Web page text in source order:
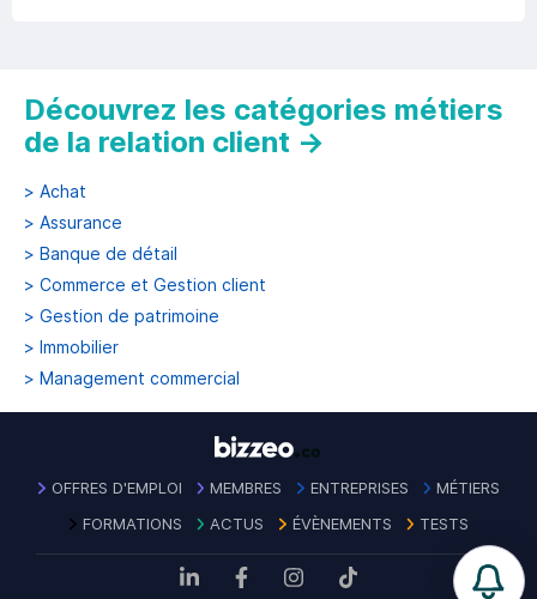
Découvrez les catégories métiers
de la relation client →
> Achat
> Assurance
> Banque de détail
> Commerce et Gestion client
> Gestion de patrimoine
> Immobilier
> Management commercial
OFFRES D'EMPLOI MEMBRES ENTREPRISES
MÉTIERS
FORMATIONS
ACTUS ÉVÈNEMENTS TESTS